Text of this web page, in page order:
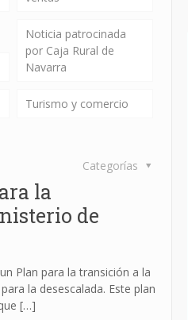
Noticia patrocinada
por Caja Rural de
Navarra
Turismo y comercio
Categorías
la
de
Plan para la transición a la
la desescalada. Este plan
[…]